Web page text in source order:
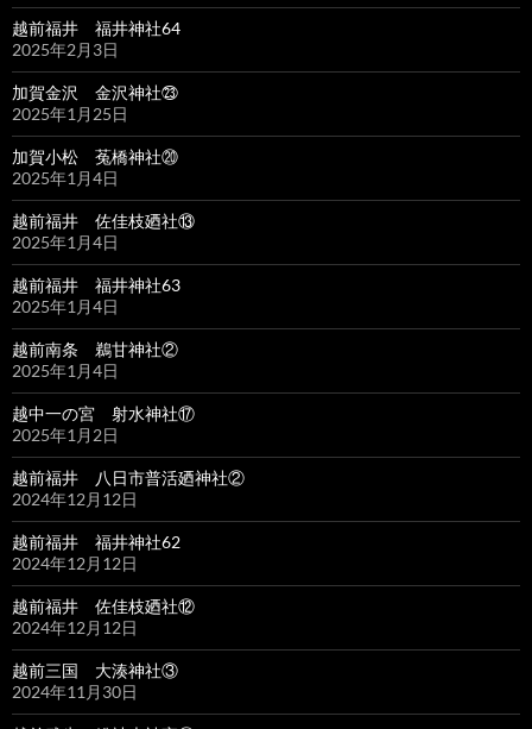
越前福井 福井神社64
2025年2月3日
加賀金沢 金沢神社㉓
2025年1月25日
加賀小松 菟橋神社⑳
2025年1月4日
越前福井 佐佳枝廼社⑬
2025年1月4日
越前福井 福井神社63
2025年1月4日
越前南条 鵜甘神社②
2025年1月4日
越中一の宮 射水神社⑰
2025年1月2日
越前福井 八日市普活廼神社②
2024年12月12日
越前福井 福井神社62
2024年12月12日
越前福井 佐佳枝廼社⑫
2024年12月12日
越前三国 大湊神社③
2024年11月30日